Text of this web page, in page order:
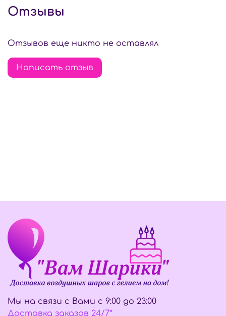
Отзывы
Отзывов еще никто не оставлял
Написать отзыв
Мы на связи с Вами с 9:00 до 23:00
Доставка заказов 24/7*